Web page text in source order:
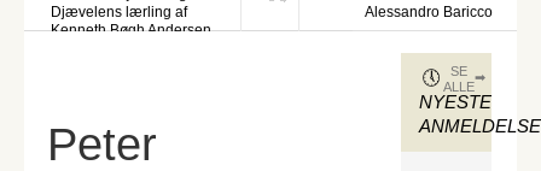
Djævelens lærling af
Kenneth Bøgh Andersen
Alessandro Baricco
Peter
NYESTE
SE
ALLE